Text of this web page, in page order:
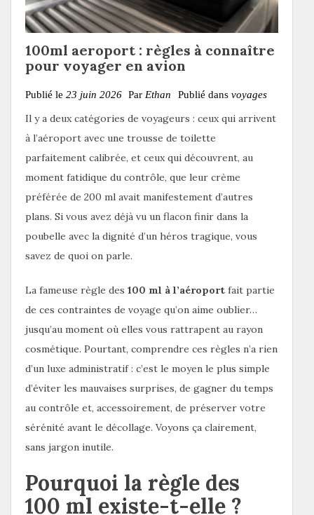
100ml aeroport : règles à connaître
pour voyager en avion
Publié le 23 juin 2026 Par Ethan Publié dans voyages
Il y a deux catégories de voyageurs : ceux qui arrivent
à l’aéroport avec une trousse de toilette
parfaitement calibrée, et ceux qui découvrent, au
moment fatidique du contrôle, que leur crème
préférée de 200 ml avait manifestement d’autres
plans. Si vous avez déjà vu un flacon finir dans la
poubelle avec la dignité d’un héros tragique, vous
savez de quoi on parle.
La fameuse règle des 100 ml à l’aéroport fait partie
de ces contraintes de voyage qu’on aime oublier…
jusqu’au moment où elles vous rattrapent au rayon
cosmétique. Pourtant, comprendre ces règles n’a rien
d’un luxe administratif : c’est le moyen le plus simple
d’éviter les mauvaises surprises, de gagner du temps
au contrôle et, accessoirement, de préserver votre
sérénité avant le décollage. Voyons ça clairement,
sans jargon inutile.
Pourquoi la règle des
100 ml existe-t-elle ?